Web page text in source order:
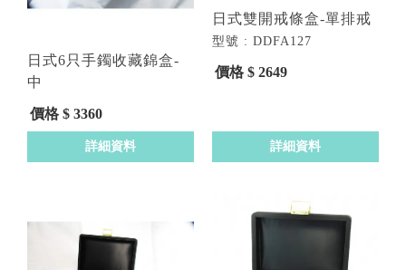
日式6只手鐲收藏錦盒-
中
型號 : DDFA128
價格 $ 3360
詳細資料
日式雙開戒條盒-單排戒
型號 : DDFA127
價格 $ 2649
詳細資料